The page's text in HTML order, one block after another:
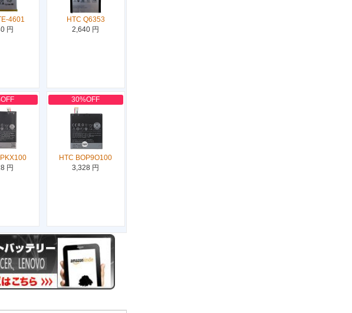
4601
円
HTC Q6353
2,640 円
円
30%OFF
HTC BOP9O100
3,328 円